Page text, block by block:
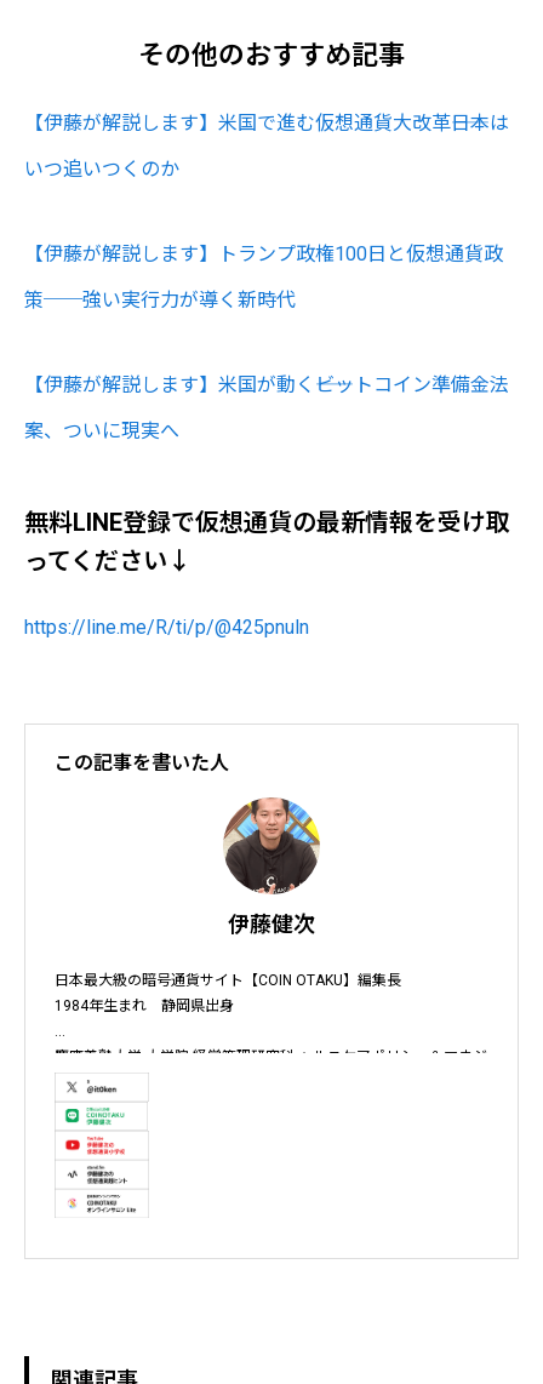
その他のおすすめ記事
【伊藤が解説します】米国で進む仮想通貨大改革――日本は
いつ追いつくのか
【伊藤が解説します】トランプ政権100日と仮想通貨政
策──強い実行力が導く新時代
【伊藤が解説します】米国が動く――ビットコイン準備金法
案、ついに現実へ
無料LINE登録で仮想通貨の最新情報を受け取
ってください↓
https://line.me/R/ti/p/@425pnuln
この記事を書いた人
伊藤健次
日本最大級の暗号通貨サイト【COIN OTAKU】編集長
1984年生まれ　静岡県出身
慶應義塾大学 大学院 経営管理研究科 ヘルスケアポリシー＆マネジ
メント集中コース終了
株式会社ソクラテス 代表取締役 / 国内企業暗号資産事業顧問 / 暗
号資産取引所アドバイザー / 暗号資産投資アナリスト / Fintechコ
ンサルタント / 暗号資産非公式アーティスト /YouTuber
テレビ東京WBS出演　テレビ東京モーニングサテライト出演
他各メディア取材、出演